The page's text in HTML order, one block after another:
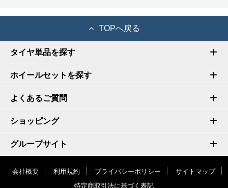
TOPへ戻る
タイヤ単品を探す
ホイールセットを探す
よくあるご質問
ショッピング
グループサイト
会社概要 利用規約 プライバシーポリシー
サイトマップ
特定商取引法に基づく表記